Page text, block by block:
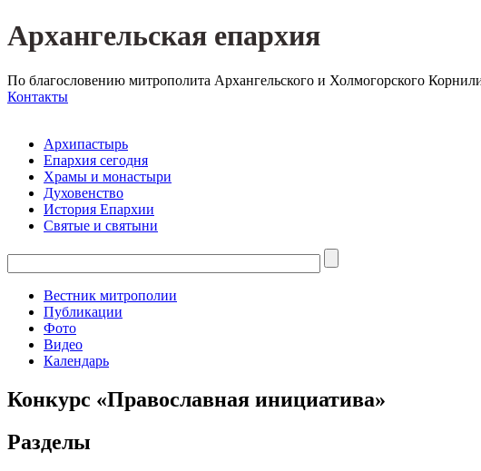
Архангельская епархия
По благословению митрополита Архангельского и Холмогорского
Контакты
Архипастырь
Епархия сегодня
Храмы и монастыри
Духовенство
История Епархии
Святые и святыни
Вестник митрополии
Публикации
Фото
Видео
Календарь
Конкурс «Православная инициатива»
Разделы